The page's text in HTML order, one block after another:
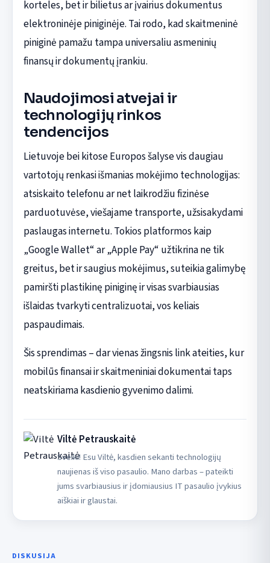
korteles, bet ir bilietus ar įvairius dokumentus
elektroninėje piniginėje. Tai rodo, kad skaitmeninė
piniginė pamažu tampa universaliu asmeninių
finansų ir dokumentų įrankiu.
Naudojimosi atvejai ir
technologijų rinkos
tendencijos
Lietuvoje bei kitose Europos šalyse vis daugiau
vartotojų renkasi išmanias mokėjimo technologijas:
atsiskaito telefonu ar net laikrodžiu fizinėse
parduotuvėse, viešajame transporte, užsisakydami
paslaugas internetu. Tokios platformos kaip
„Google Wallet“ ar „Apple Pay“ užtikrina ne tik
greitus, bet ir saugius mokėjimus, suteikia galimybę
pamiršti plastikinę piniginę ir visas svarbiausias
išlaidas tvarkyti centralizuotai, vos keliais
paspaudimais.
Šis sprendimas – dar vienas žingsnis link ateities, kur
mobilūs finansai ir skaitmeniniai dokumentai taps
neatskiriama kasdienio gyvenimo dalimi.
Viltė Petrauskaitė
Sveiki! Esu Viltė, kasdien sekanti technologijų
naujienas iš viso pasaulio. Mano darbas – pateikti
jums svarbiausius ir įdomiausius IT pasaulio įvykius
aiškiai ir glaustai.
DISKUSIJA